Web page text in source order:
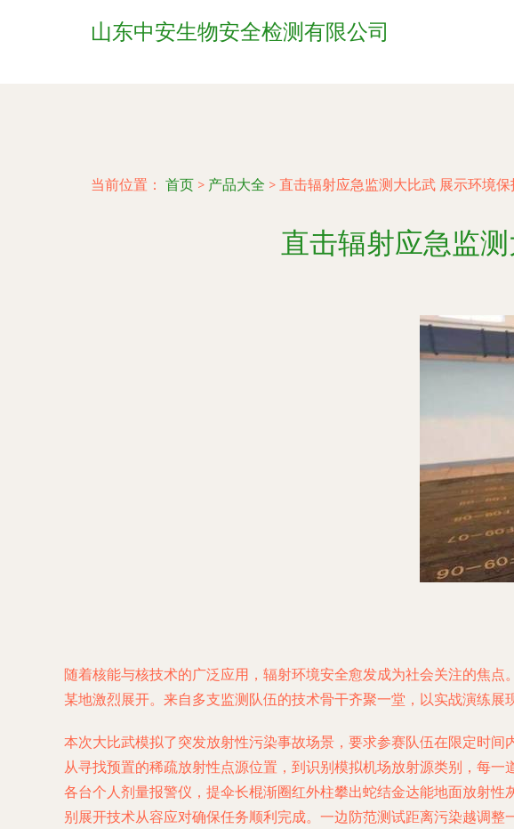
山东中安生物安全检测有限公司
当前位置： 首页 > 产品大全 > 直击辐射应急监测大比武 展示环境
直击辐射应急监
随着核能与核技术的广泛应用，辐射环境安全愈发成为社会关注的焦
某地激烈展开。来自多支监测队伍的技术骨干齐聚一堂，以实战演练展
本次大比武模拟了突发放射性污染事故场景，要求参赛队伍在限定时
从寻找预置的稀疏放射性点源位置，到识别模拟机场放射源类别，每
各台个人剂量报警仪，提伞长棍渐圈红外柱攀出蛇结金达能地面放射
别展开技术从容应对确保任务顺利完成。一边防范测试距离污染越调